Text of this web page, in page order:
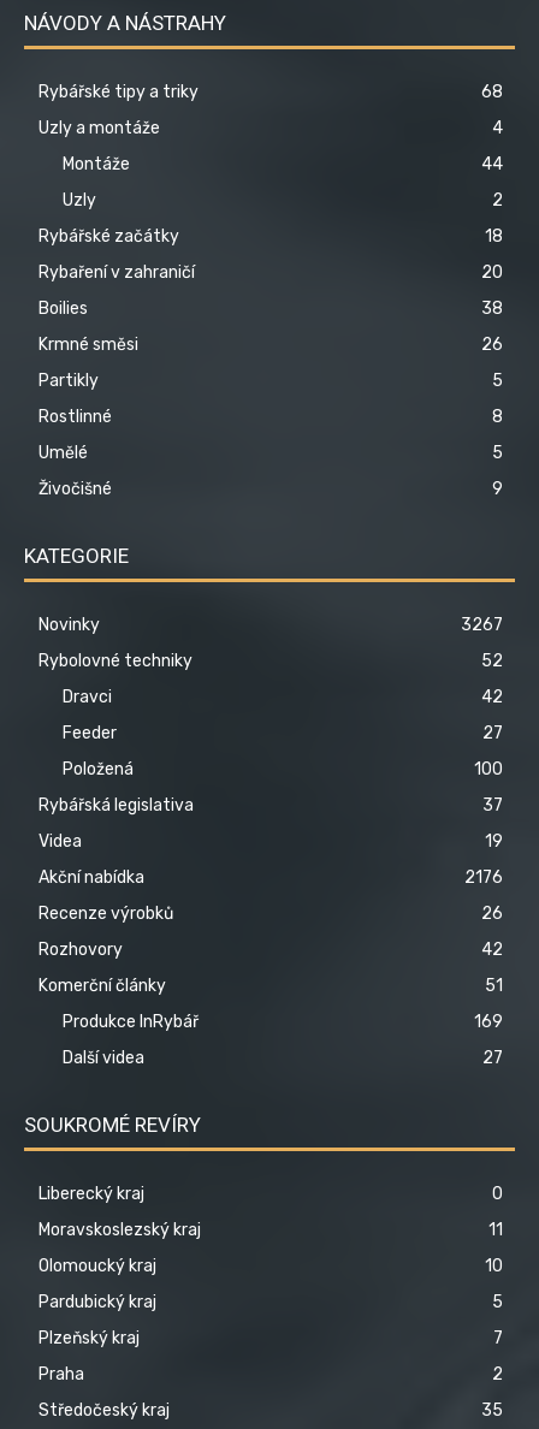
NÁVODY A NÁSTRAHY
Rybářské tipy a triky
68
Uzly a montáže
4
Montáže
44
Uzly
2
Rybářské začátky
18
Rybaření v zahraničí
20
Boilies
38
Krmné směsi
26
Partikly
5
Rostlinné
8
Umělé
5
Živočišné
9
KATEGORIE
Novinky
3267
Rybolovné techniky
52
Dravci
42
Feeder
27
Položená
100
Rybářská legislativa
37
Videa
19
Akční nabídka
2176
Recenze výrobků
26
Rozhovory
42
Komerční články
51
Produkce InRybář
169
Další videa
27
SOUKROMÉ REVÍRY
Liberecký kraj
0
Moravskoslezský kraj
11
Olomoucký kraj
10
Pardubický kraj
5
Plzeňský kraj
7
Praha
2
Středočeský kraj
35